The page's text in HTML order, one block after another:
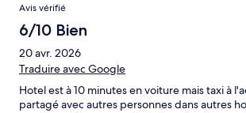
Avis vérifié
6/10 Bien
20 avr. 2026
Traduire avec Google
Hotel est à 10 minutes en voiture mais taxi à
partagé avec autres personnes dans autres